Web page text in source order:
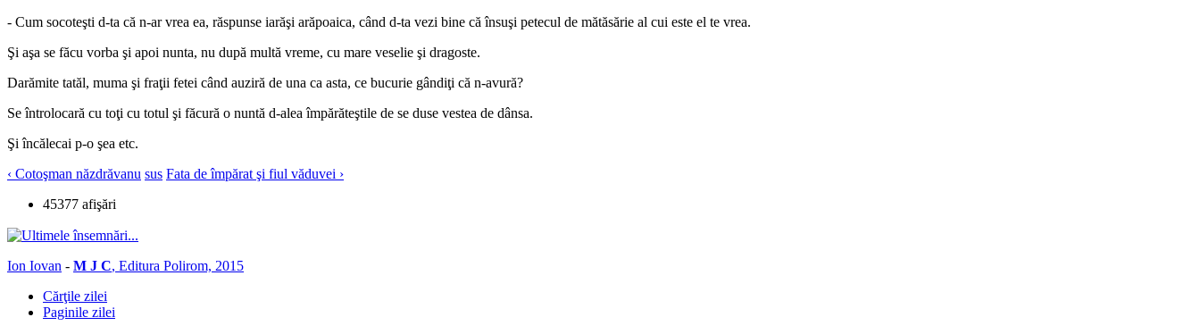
- Cum socoteşti d-ta că n-ar vrea ea, răspunse iarăşi arăpoaica, când d-ta vezi bine că însuşi petecul de mătăsărie al cui este el te vrea.
Şi aşa se făcu vorba şi apoi nunta, nu după multă vreme, cu mare veselie şi dragoste.
Darămite tatăl, muma şi fraţii fetei când auziră de una ca asta, ce bucurie gândiţi că n-avură?
Se întrolocară cu toţi cu totul şi făcură o nuntă d-alea împărăteştile de se duse vestea de dânsa.
Şi încălecai p-o şea etc.
‹ Cotoşman năzdrăvanu sus Fata de împărat şi fiul văduvei ›
45377 afişări
Ion Iovan - M J C, Editura Polirom, 2015
Cărţile zilei
Paginile zilei